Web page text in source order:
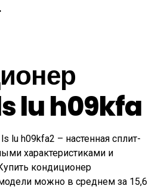
lu h09kfa
lu h09kfa2 – настенная сплит-
характеристиками и
кондиционер
можно в среднем за 15,6